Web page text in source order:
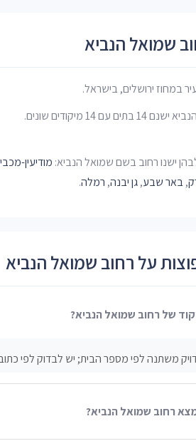
שמואל הנביא
במחוז ירושלים, בישראל.
עם 14 מיקודים שונים.
מודיעין-
,באר שבע,גן יבנה, רמלה.
על רחוב שמואל הנביא
של רחוב שמואל הנביא?
משתנה לפי מספר הבית; יש לבדוק לפי
רחוב שמואל הנביא?